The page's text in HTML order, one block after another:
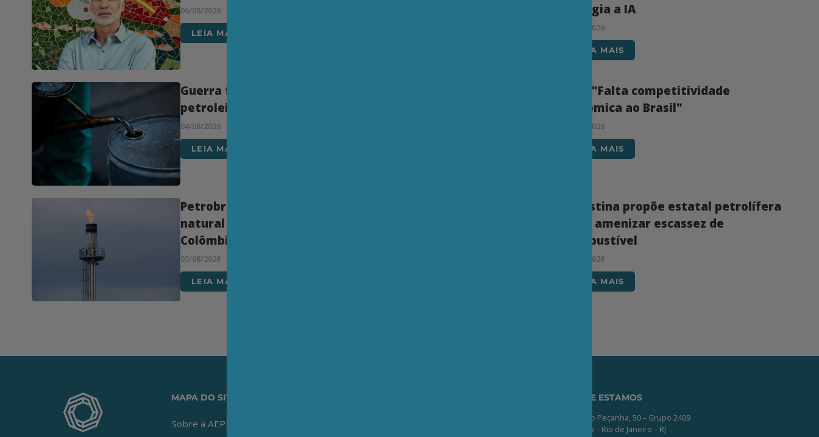
06/08/2026
LEIA MAIS
energia a IA
05/08/2026
LEIA MAIS
Guerra faz explodir lucros das
petroleiras
04/08/2026
LEIA MAIS
IEDI: "Falta competitividade
sistêmica ao Brasil"
04/08/2026
LEIA MAIS
Petrobrás anuncia descoberta de gás
natural em águas profundas da
Colômbia
03/08/2026
LEIA MAIS
Palestina propõe estatal petrolífera
para amenizar escassez de
combustível
31/07/2026
LEIA MAIS
MAPA DO SITE
Sobre a AEPET
ONDE ESTAMOS
Av. Nilo Peçanha, 50 – Grupo 2409
Centro – Rio de Janeiro – RJ